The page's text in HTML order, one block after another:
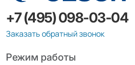
+7 (495) 098-03-04
Заказать обратный звонок
Режим работы